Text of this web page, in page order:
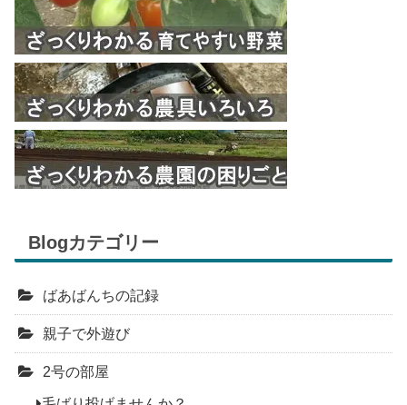
Blogカテゴリー
ばあばんちの記録
親子で外遊び
2号の部屋